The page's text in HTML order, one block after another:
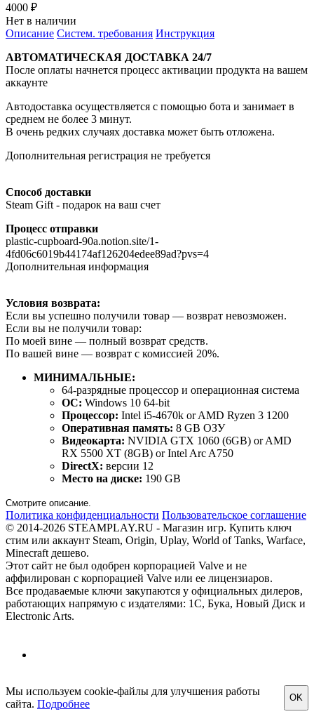
4000 ₽
Нет в наличии
Описание Систем. требования Инструкция
АВТОМАТИЧЕСКАЯ ДОСТАВКА 24/7
После оплаты начнется процесс активации продукта на вашем
аккаунте
Автодоставка осуществляется с помощью бота и занимает в
среднем не более 3 минут.
В очень редких случаях доставка может быть отложена.
Дополнительная регистрация не требуется
Способ доставки
Steam Gift - подарок на ваш счет
Процесс отправки
plastic-cupboard-90a.notion.site/1-
4fd06c6019b44174af126204edee89ad?pvs=4
Дополнительная информация
Условия возврата:
Если вы успешно получили товар — возврат невозможен.
Если вы не получили товар:
По моей вине — полный возврат средств.
По вашей вине — возврат с комиссией 20%.
МИНИМАЛЬНЫЕ:
64-разрядные процессор и операционная система
ОС: Windows 10 64-bit
Процессор: Intel i5-4670k or AMD Ryzen 3 1200
Оперативная память: 8 GB ОЗУ
Видеокарта: NVIDIA GTX 1060 (6GB) or AMD
RX 5500 XT (8GB) or Intel Arc A750
DirectX: версии 12
Место на диске: 190 GB
Смотрите описание.
Политика конфиденциальности Пользовательское соглашение
© 2014-2026 STEAMPLAY.RU - Магазин игр. Купить ключ
стим или аккаунт Steam, Origin, Uplay, World of Tanks, Warface,
Minecraft дешево.
Этот сайт не был одобрен корпорацией Valve и не
аффилирован с корпорацией Valve или ее лицензиаров.
Все продаваемые ключи закупаются у официальных дилеров,
работающих напрямую с издателями: 1С, Бука, Новый Диск и
Electronic Arts.
Мы используем cookie-файлы для улучшения работы
сайта. Подробнее OK